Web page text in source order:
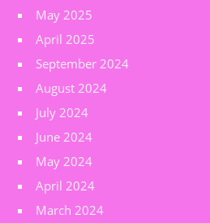
May 2025
April 2025
September 2024
August 2024
July 2024
June 2024
May 2024
April 2024
March 2024